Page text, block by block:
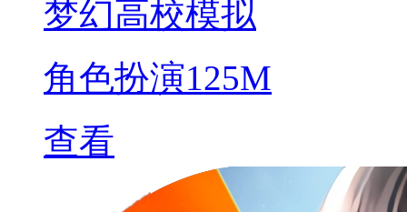
梦幻高校模拟
角色扮演125M
查看